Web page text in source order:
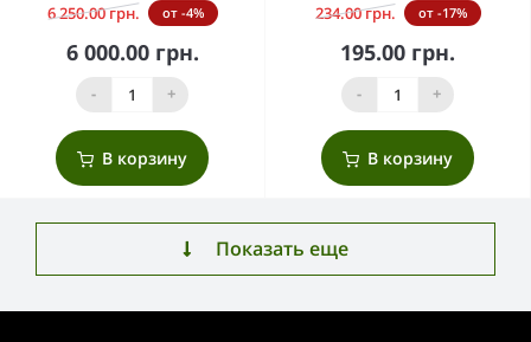
6 250.00 грн. от -4%
6 000.00 грн.
- +
В корзину
234.00 грн. от -17%
195.00 грн.
- +
В корзину
Показать еще